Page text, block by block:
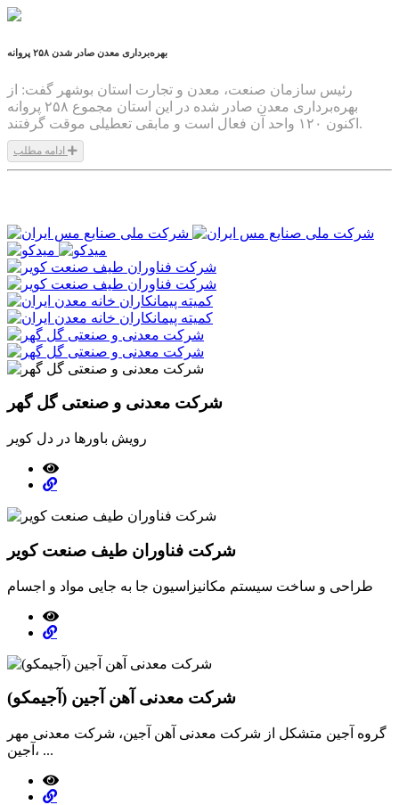
صادر شدن ۲۵۸ پروانه ‎بهره‌برداری معدن
رئیس سازمان صنعت، معدن و تجارت استان بوشهر گفت: از
مجموع ۲۵۸ پروانه ‎بهره‌برداری معدن صادر شده در این استان
اکنون ۱۲۰ واحد آن فعال است و مابقی تعطیلی موقت گرفتند.
1399/09/25
شرکت معدنی و صنعتی گل گهر
رویش باورها در دل کویر
شرکت فناوران طیف صنعت کویر
طراحی و ساخت سیستم مکانیزاسیون جا به جایی مواد و اجسام
شرکت معدنی آهن آجین (آجیمکو)
گروه آجین متشکل از شرکت معدنی آهن آجین، شرکت معدنی مهر
آجین، ...